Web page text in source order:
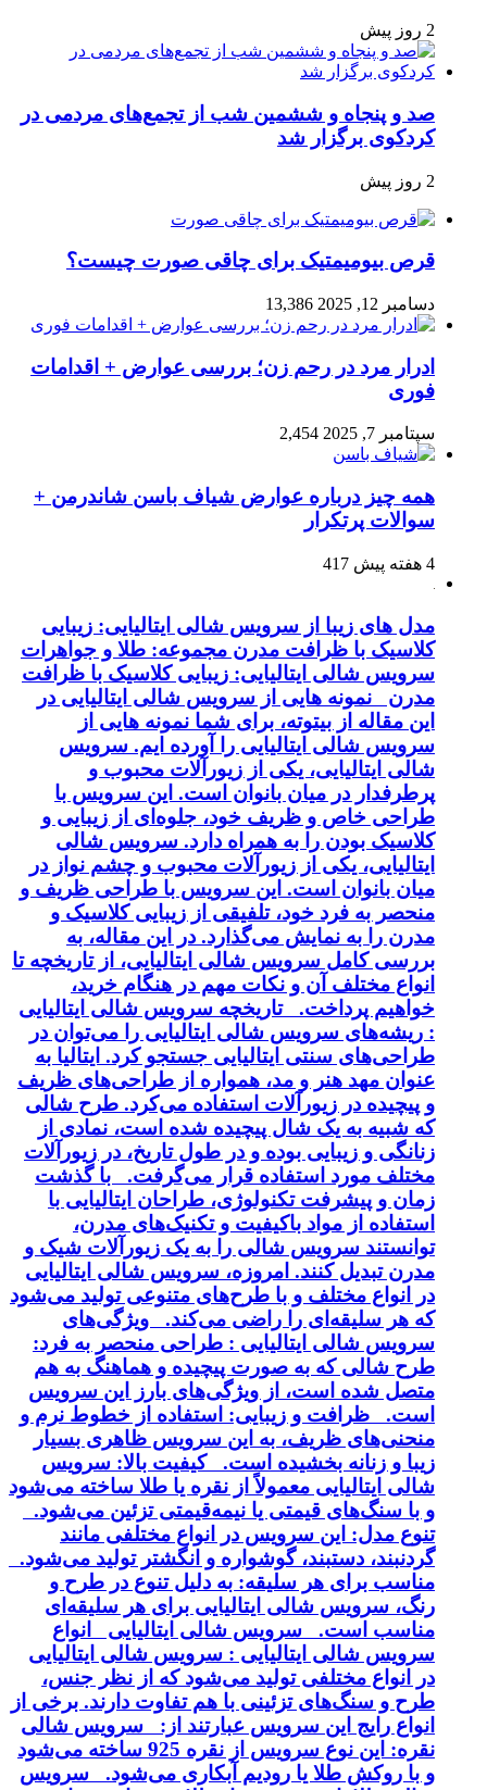
2 روز پیش
صد و پنجاه‌ و ششمین شب از تجمع‌های مردمی در
کردکوی برگزار شد
2 روز پیش
قرص بیومیمتیک برای چاقی صورت چیست؟
دسامبر 12, 2025 13,386
ادرار مرد در رحم زن؛ بررسی عوارض + اقدامات
فوری
سپتامبر 7, 2025 2,454
همه چیز درباره عوارض شیاف باسن شاندرمن +
سوالات پرتکرار
4 هفته پیش 417
مدل های زیبا از سرویس شالی ایتالیایی: زیبایی
کلاسیک با ظرافت مدرن مجموعه: طلا و جواهرات
سرویس شالی ایتالیایی: زیبایی کلاسیک با ظرافت
مدرن نمونه هایی از سرویس شالی ایتالیایی در
این مقاله از بیتوته، برای شما نمونه هایی از
سرویس شالی ایتالیایی را آورده ایم. سرویس
شالی ایتالیایی، یکی از زیورآلات محبوب و
پرطرفدار در میان بانوان است. این سرویس با
طراحی خاص و ظریف خود، جلوه‌ای از زیبایی و
کلاسیک بودن را به همراه دارد. سرویس شالی
ایتالیایی، یکی از زیورآلات محبوب و چشم نواز در
میان بانوان است. این سرویس با طراحی ظریف و
منحصر به فرد خود، تلفیقی از زیبایی کلاسیک و
مدرن را به نمایش می‌گذارد. در این مقاله، به
بررسی کامل سرویس شالی ایتالیایی، از تاریخچه تا
انواع مختلف آن و نکات مهم در هنگام خرید،
خواهیم پرداخت. تاریخچه سرویس شالی ایتالیایی
: ریشه‌های سرویس شالی ایتالیایی را می‌توان در
طراحی‌های سنتی ایتالیایی جستجو کرد. ایتالیا به
عنوان مهد هنر و مد، همواره از طراحی‌های ظریف
و پیچیده در زیورآلات استفاده می‌کرد. طرح شالی
که شبیه به یک شال پیچیده شده است، نمادی از
زنانگی و زیبایی بوده و در طول تاریخ، در زیورآلات
مختلف مورد استفاده قرار می‌گرفت. با گذشت
زمان و پیشرفت تکنولوژی، طراحان ایتالیایی با
استفاده از مواد باکیفیت و تکنیک‌های مدرن،
توانستند سرویس شالی را به یک زیورآلات شیک و
مدرن تبدیل کنند. امروزه، سرویس شالی ایتالیایی
در انواع مختلف و با طرح‌های متنوعی تولید می‌شود
که هر سلیقه‌ای را راضی می‌کند. ویژگی‌های
سرویس شالی ایتالیایی : طراحی منحصر به فرد:
طرح شالی که به صورت پیچیده و هماهنگ به هم
متصل شده است، از ویژگی‌های بارز این سرویس
است. ظرافت و زیبایی: استفاده از خطوط نرم و
منحنی‌های ظریف، به این سرویس ظاهری بسیار
زیبا و زنانه بخشیده است. کیفیت بالا: سرویس
شالی ایتالیایی معمولاً از نقره یا طلا ساخته می‌شود
و با سنگ‌های قیمتی یا نیمه‌قیمتی تزئین می‌شود.
تنوع مدل: این سرویس در انواع مختلفی مانند
گردنبند، دستبند، گوشواره و انگشتر تولید می‌شود.
مناسب برای هر سلیقه: به دلیل تنوع در طرح و
رنگ، سرویس شالی ایتالیایی برای هر سلیقه‌ای
مناسب است. سرویس شالی ایتالیایی انواع
سرویس شالی ایتالیایی : سرویس شالی ایتالیایی
در انواع مختلفی تولید می‌شود که از نظر جنس،
طرح و سنگ‌های تزئینی با هم تفاوت دارند. برخی از
انواع رایج این سرویس عبارتند از: سرویس شالی
نقره: این نوع سرویس از نقره 925 ساخته می‌شود
و با روکش طلا یا رودیم آبکاری می‌شود. سرویس